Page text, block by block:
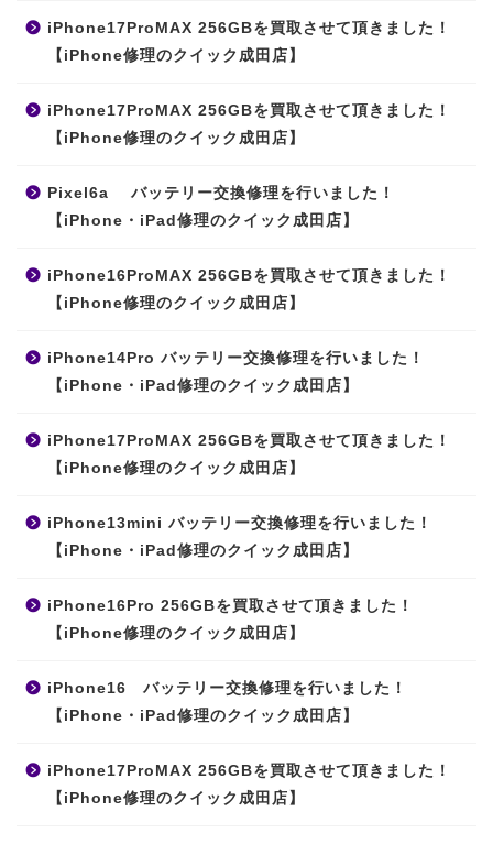
iPhone17ProMAX 256GBを買取させて頂きました！
【iPhone修理のクイック成田店】
iPhone17ProMAX 256GBを買取させて頂きました！
【iPhone修理のクイック成田店】
Pixel6a バッテリー交換修理を行いました！
【iPhone・iPad修理のクイック成田店】
iPhone16ProMAX 256GBを買取させて頂きました！
【iPhone修理のクイック成田店】
iPhone14Pro バッテリー交換修理を行いました！
【iPhone・iPad修理のクイック成田店】
iPhone17ProMAX 256GBを買取させて頂きました！
【iPhone修理のクイック成田店】
iPhone13mini バッテリー交換修理を行いました！
【iPhone・iPad修理のクイック成田店】
iPhone16Pro 256GBを買取させて頂きました！
【iPhone修理のクイック成田店】
iPhone16 バッテリー交換修理を行いました！
【iPhone・iPad修理のクイック成田店】
iPhone17ProMAX 256GBを買取させて頂きました！
【iPhone修理のクイック成田店】